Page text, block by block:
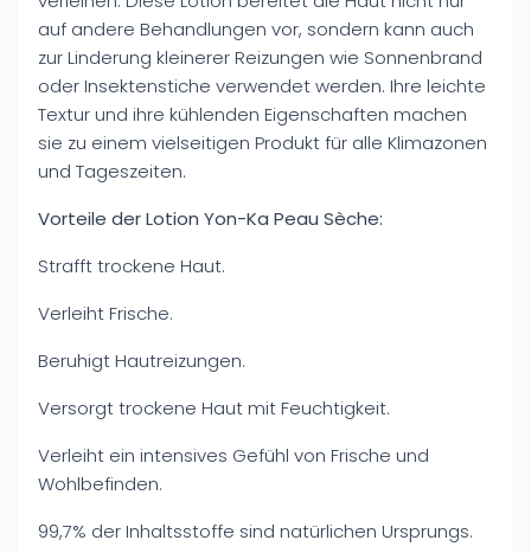
auf andere Behandlungen vor, sondern kann auch
zur Linderung kleinerer Reizungen wie Sonnenbrand
oder Insektenstiche verwendet werden. Ihre leichte
Textur und ihre kühlenden Eigenschaften machen
sie zu einem vielseitigen Produkt für alle Klimazonen
und Tageszeiten.
Vorteile der Lotion Yon-Ka Peau Sèche:
Strafft trockene Haut.
Verleiht Frische.
Beruhigt Hautreizungen.
Versorgt trockene Haut mit Feuchtigkeit.
Verleiht ein intensives Gefühl von Frische und
Wohlbefinden.
99,7% der Inhaltsstoffe sind natürlichen Ursprungs.